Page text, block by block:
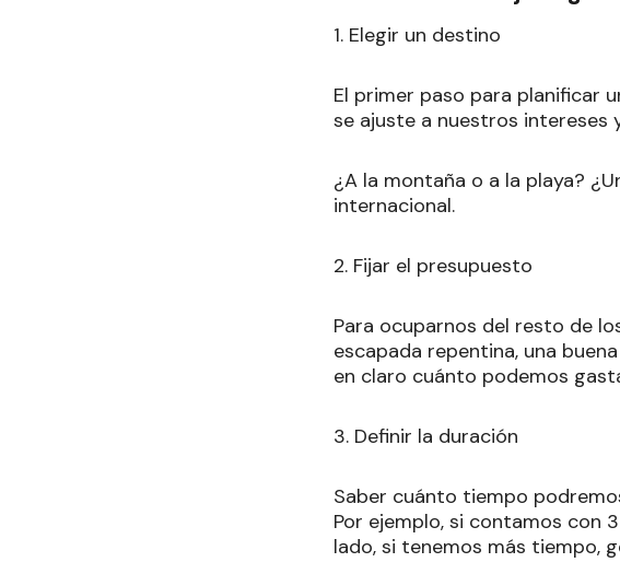
1. Elegir un destino
El primer paso para planificar
se ajuste a nuestros intereses
¿A la montaña o a la playa?
internacional.
2. Fijar el presupuesto
Para ocuparnos del resto de
escapada repentina, una
en claro cuánto podemos
3. Definir la duración
Saber cuánto tiempo
Por ejemplo, si contamos con
lado, si tenemos más tiempo,